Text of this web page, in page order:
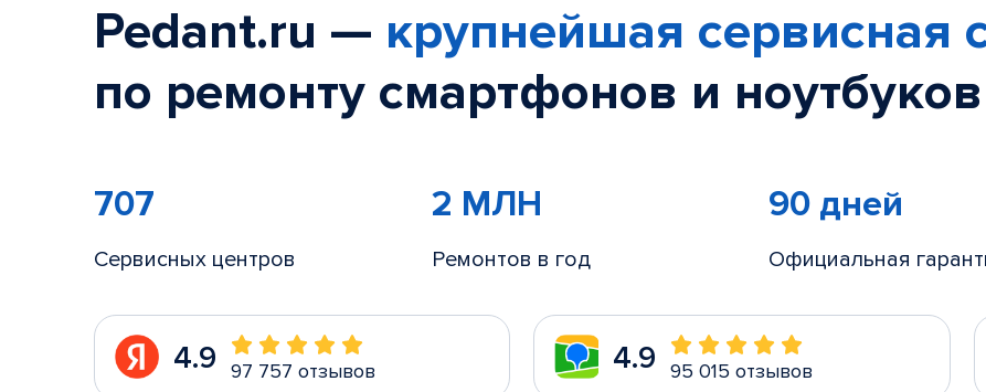
Pedant.ru — крупнейшая сервисная
по ремонту смартфонов и
707
Сервисных центров
2 МЛН
Ремонтов в год
90 дней
Официальная
4.9 97 757 отзывов 4.9 95 015 отзывов